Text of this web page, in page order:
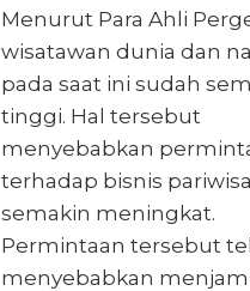
Menurut Para Ahli
wisatawan dunia dan
pada saat ini sudah
tinggi. Hal tersebut
menyebabkan
terhadap bisnis
semakin meningkat.
Permintaan tersebut
menyebabkan